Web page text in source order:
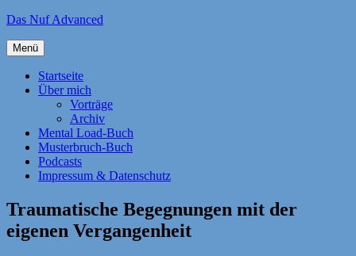
Zum
springen
Das Nuf Advanced
Menü
Startseite
Über mich
Vorträge
Archiv
Mental Load-Buch
Musterbruch-Buch
Podcasts
Impressum & Datenschutz
Traumatische Begegnungen mit der
eigenen Vergangenheit